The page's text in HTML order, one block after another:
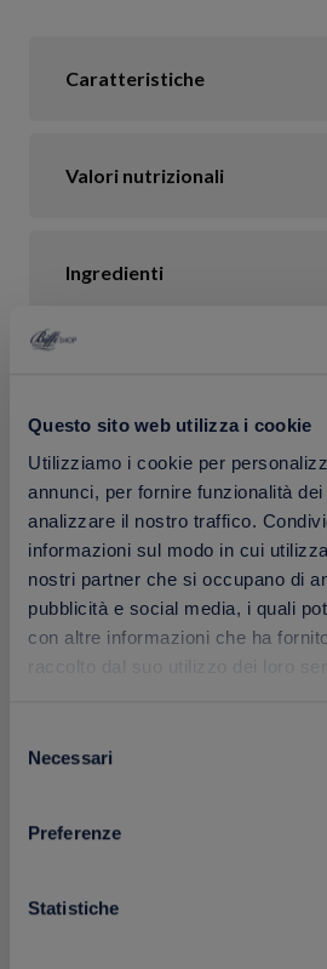
Questo sito web utilizza i cookie
Utilizziamo i cookie per
annunci, per fornire funzionalità
analizzare il nostro traffico.
informazioni sul modo in cui
nostri partner che si occupano di
pubblicità e social media, i quali
con altre informazioni che ha
delNecessari
Preferenze
Statistiche
Caratteristiche
Valori nutrizionali
Ingredienti
Calorie
Prodotti
NOVITÀ